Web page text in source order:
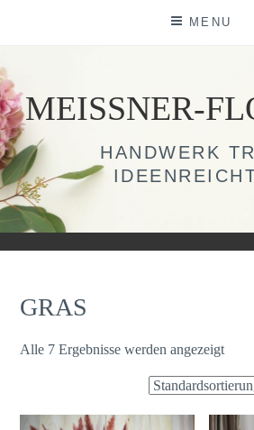
MENU
MEISSNER-
HANDWERK
GRAS
Alle 7 Ergebnisse werden angezeigt